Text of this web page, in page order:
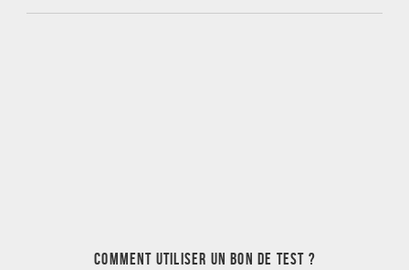
Comment utiliser un bon de test ?